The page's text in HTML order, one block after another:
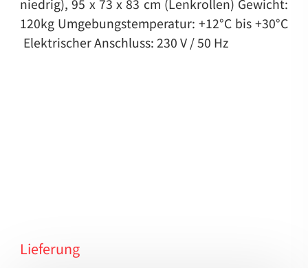
niedrig), 95 x 73 x 83 cm (Lenkrollen) Gewicht:
120kg Umgebungstemperatur: +12°C bis +30°C
Elektrischer Anschluss: 230 V / 50 Hz
Lieferung